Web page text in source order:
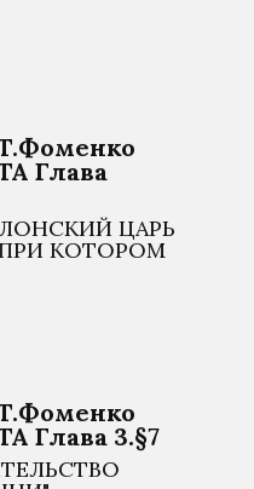
Глава
ЦАРЬ
КОТОРОМ
Глава 3.§7